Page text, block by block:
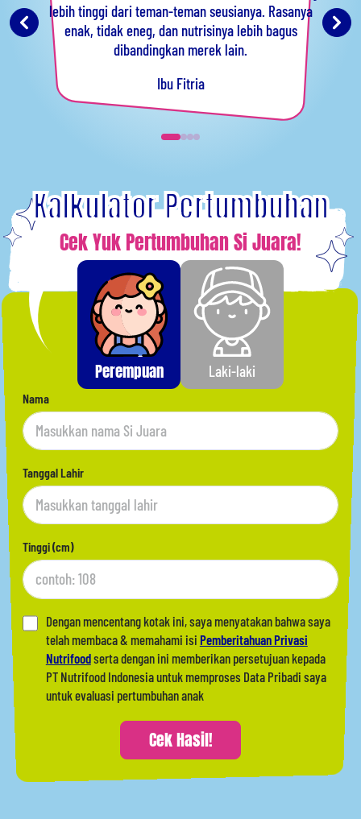
lebih tinggi dari teman-teman seusianya. Rasanya
enak, tidak eneg, dan nutrisinya lebih bagus
dibandingkan merek lain.
Ibu Fitria
Kalkulator Pertumbuhan
Cek Yuk Pertumbuhan Si Juara!
Perempuan Laki-laki
Nama
Tanggal Lahir
Tinggi (cm)
Dengan mencentang kotak ini, saya menyatakan bahwa saya
telah membaca & memahami isi Pemberitahuan Privasi
Nutrifoodserta dengan ini memberikan persetujuan kepada
PT Nutrifood Indonesia untuk memproses Data Pribadi saya
untuk evaluasi pertumbuhan anak
Cek Hasil!